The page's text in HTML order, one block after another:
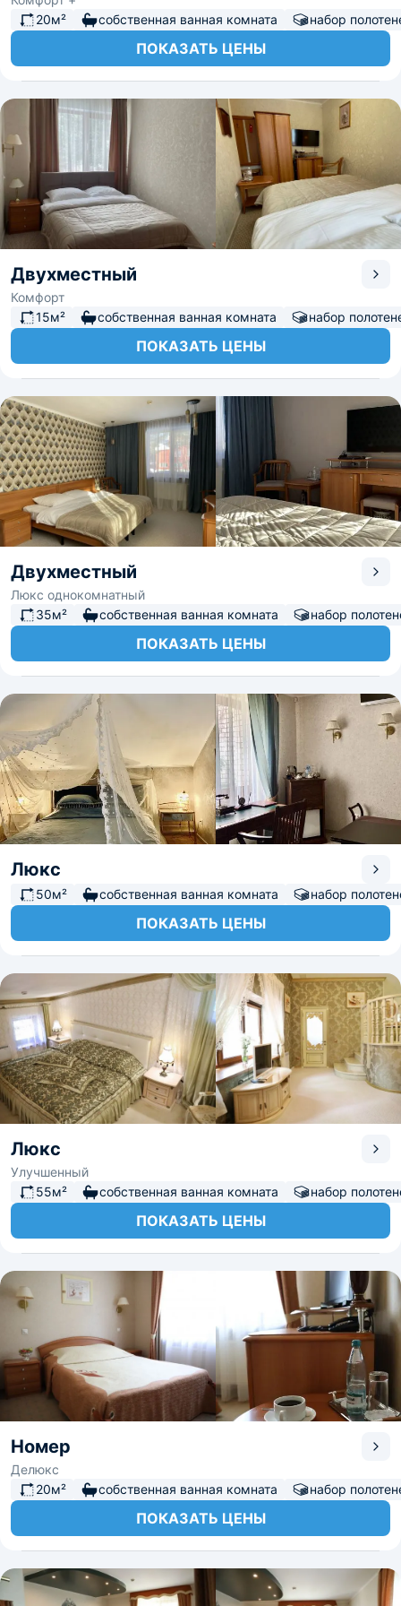
20м²
собственная ванная комната набор
ПОКАЗАТЬ ЦЕНЫ
Двухместный
Комфорт
15м²
собственная ванная комната набор
ПОКАЗАТЬ ЦЕНЫ
Двухместный
Люкс однокомнатный
35м²
собственная ванная комната набор
ПОКАЗАТЬ ЦЕНЫ
Люкс
50м² собственная ванная комната набор
ПОКАЗАТЬ ЦЕНЫ
Люкс
Улучшенный
55м²
собственная ванная комната набор
ПОКАЗАТЬ ЦЕНЫ
Номер
Делюкс
20м²
собственная ванная комната набор
ПОКАЗАТЬ ЦЕНЫ